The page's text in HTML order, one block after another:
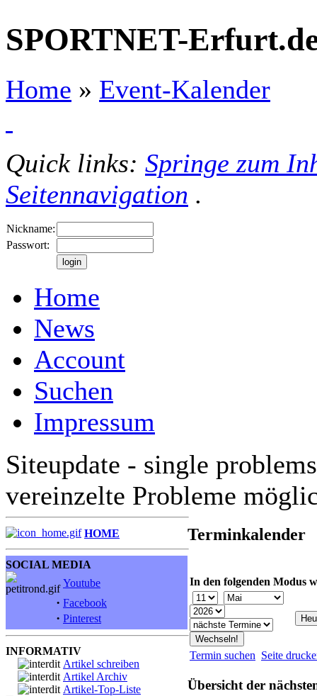
SPORTNET-
Home » Event-Kalender
Quick links: Springe zum
Seitennavigation .
Nickname:
Passwort:
Home
News
Account
Suchen
Impressum
Siteupdate - single
vereinzelte Probleme
HOME
SOCIAL MEDIA
Youtube
· Facebook
· Pinterest
INFORMATIV
Artikel schreiben
Artikel Archiv
Artikel-Top-Liste
Terminkalender
In den folgenden Modus
Termin suchen Seite
Übersicht der